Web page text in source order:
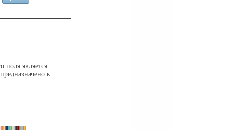
поля является
к